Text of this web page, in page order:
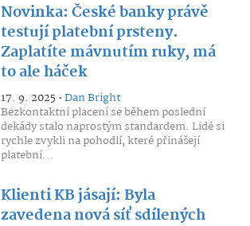
Novinka: České banky právě
testují platební prsteny.
Zaplatíte mávnutím ruky, má
to ale háček
17. 9. 2025 •Dan Bright
Bezkontaktní placení se během poslední
dekády stalo naprostým standardem. Lidé si
rychle zvykli na pohodlí, které přinášejí
platební...
Klienti KB jásají: Byla
zavedena nová síť sdílených